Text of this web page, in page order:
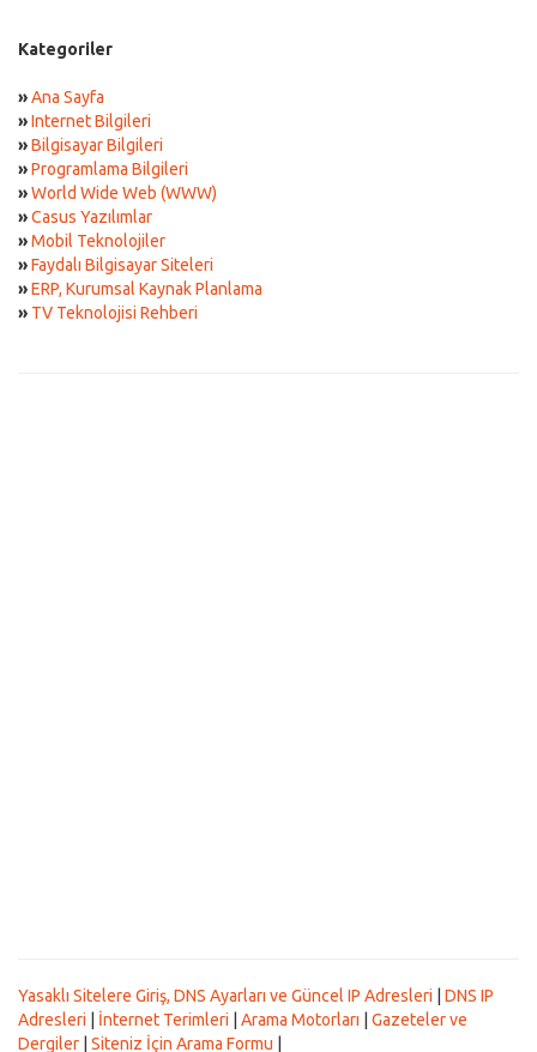
Kategoriler
»Ana Sayfa
»Internet Bilgileri
»Bilgisayar Bilgileri
»Programlama Bilgileri
»World Wide Web (WWW)
»Casus Yazılımlar
»Mobil Teknolojiler
»Faydalı Bilgisayar Siteleri
»ERP, Kurumsal Kaynak Planlama
» TV Teknolojisi Rehberi
Yasaklı Sitelere Giriş, DNS Ayarları ve Güncel IP Adresleri
DNS IP
Adresleri
İnternet Terimleri Arama Motorları
Gazeteler ve
Dergiler
Siteniz İçin Arama Formu